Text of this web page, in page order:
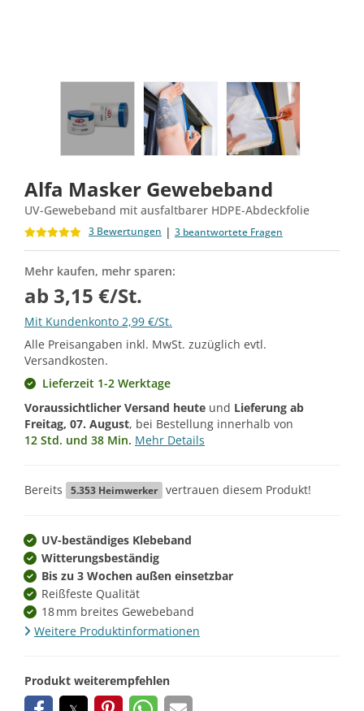
Alfa Masker Gewebeband
UV- Gewebeband mit ausfaltbarer HDPE-Abdeckfolie
3 Bewertungen | 3 beantwortete Fragen
Mehr kaufen, mehr sparen:
ab 3,15 €/St.
Mit Kundenkonto 2,99 €/St.
Alle Preisangaben inkl. MwSt. zuzüglich evtl.
Versandkosten.
Lieferzeit 1-2 Werktage
Voraussichtlicher Versand heute und Lieferung ab
Freitag, 07. August, bei Bestellung innerhalb von
12 Std. und 38 Min. Mehr Details
Bereits 5.353 Heimwerker vertrauen diesem Produkt!
UV-beständiges Klebeband
Witterungsbeständig
Bis zu 3 Wochen außen einsetzbar
Reißfeste Qualität
18 mm breites Gewebeband
Weitere Produktinformationen
Produkt weiterempfehlen